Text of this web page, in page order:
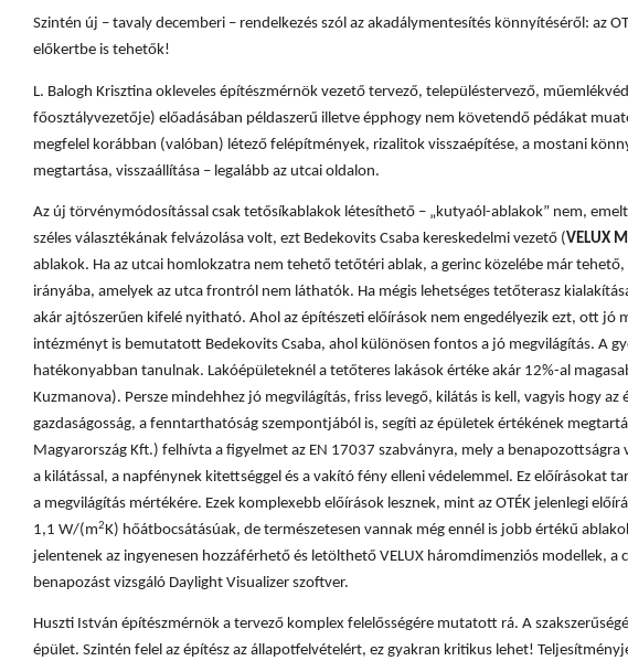
Szintén új – tavaly decemberi – rendelkezés szól az akadálymentesítés könnyítéséről: az
előkertbe is tehetők!
L. Balogh Krisztina okleveles építészmérnök vezető tervező, településtervező,
főosztályvezetője) előadásában példaszerű illetve épphogy nem követendő pédákat
megfelel korábban (valóban) létező felépítmények, rizalitok visszaépítése, a mostani
megtartása, visszaállítása – legalább az utcai oldalon.
Az új törvénymódosítással csak tetősíkablakok létesíthető – „kutyaól-ablakok” nem,
széles választékának felvázolása volt, ezt Bedekovits Csaba kereskedelmi vezető (VELUX
ablakok. Ha az utcai homlokzatra nem tehető tetőtéri ablak, a gerinc közelébe már
irányába, amelyek az utca frontról nem láthatók. Ha mégis lehetséges tetőterasz
akár ajtószerűen kifelé nyitható. Ahol az építészeti előírások nem engedélyezik ezt, ott jó
intézményt is bemutatott Bedekovits Csaba, ahol különösen fontos a jó megvilágítás. A
hatékonyabban tanulnak. Lakóépületeknél a tetőteres lakások értéke akár 12%-al
Kuzmanova). Persze mindehhez jó megvilágítás, friss levegő, kilátás is kell, vagyis hogy
gazdaságosság, a fenntarthatóság szempontjából is, segíti az épületek értékének
Magyarország Kft.) felhívta a figyelmet az EN 17037 szabványra, mely a
a kilátással, a napfénynek kitettséggel és a vakító fény elleni védelemmel. Ez előírásokat
a megvilágítás mértékére. Ezek komplexebb előírások lesznek, mint az OTÉK jelenlegi
1,1 W/(m2K) hőátbocsátásúak, de természetesen vannak még ennél is jobb értékű
jelentenek az ingyenesen hozzáférhető és letölthető VELUX háromdimenziós modellek,
benapozást vizsgáló Daylight Visualizer szoftver.
Huszti István építészmérnök a tervező komplex felelősségére mutatott rá. A
épület. Szintén felel az építész az állapotfelvételért, ez gyakran kritikus lehet!